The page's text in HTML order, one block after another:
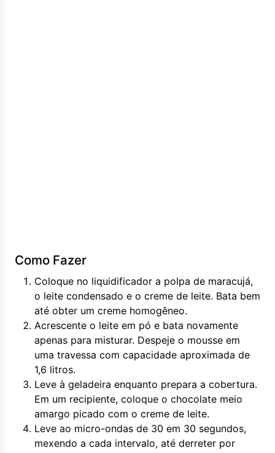
Como Fazer
Coloque no liquidificador a polpa de maracujá,
o leite condensado e o creme de leite. Bata bem
até obter um creme homogêneo.
Acrescente o leite em pó e bata novamente
apenas para misturar. Despeje o mousse em
uma travessa com capacidade aproximada de
1,6 litros.
Leve à geladeira enquanto prepara a cobertura.
Em um recipiente, coloque o chocolate meio
amargo picado com o creme de leite.
Leve ao micro-ondas de 30 em 30 segundos,
mexendo a cada intervalo, até derreter por